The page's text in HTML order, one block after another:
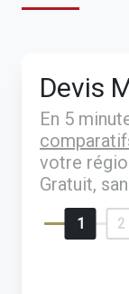
Devis
En 5
votre
Gratuit,
1 2